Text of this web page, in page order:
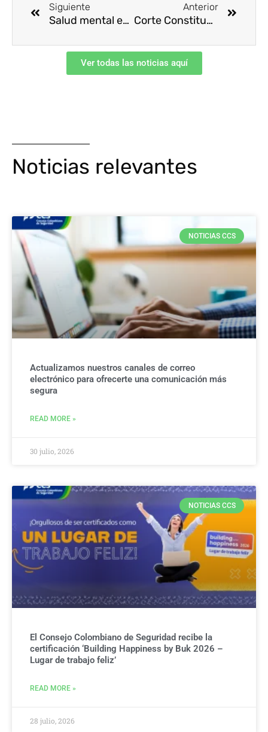
Siguiente
Salud mental en el lugar de trabajo
Anterior
Corte Constitucional avala la adhesión de Colombia a la OCDE
Ver todas las noticias aquí
Noticias relevantes
NOTICIAS CCS
Actualizamos nuestros canales de correo
electrónico para ofrecerte una comunicación más
segura
READ MORE »
30 julio, 2026
NOTICIAS CCS
El Consejo Colombiano de Seguridad recibe la
certificación ‘Building Happiness by Buk 2026 –
Lugar de trabajo feliz’
READ MORE »
28 julio, 2026